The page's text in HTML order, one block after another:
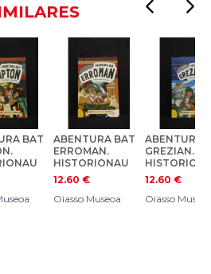
BAT
ABENTURA BAT
ERROMAN.
HISTORIONAU
TAK
12.60 €
Oiasso Museoa
ABENTURA
GREZIAN.
TAK
12.60 €
Oiasso